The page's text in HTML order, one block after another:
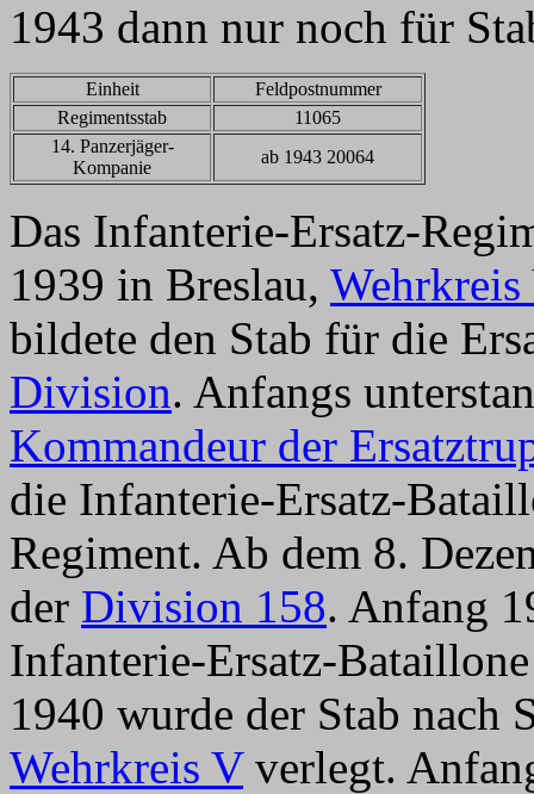
1943 dann nur noch für
Einheit
Feldpostnummer
Regimentsstab
11065
14. Panzerjäger-
Kompanie
ab 1943 20064
Das Infanterie-Ersatz-
1939 in Breslau,
bildete den Stab für die
Division. Anfangs
Kommandeur der
die Infanterie-Ersatz-
Regiment. Ab dem 8.
der Division 158. Anfang
Infanterie-Ersatz-
1940 wurde der Stab nach
Wehrkreis Vverlegt.